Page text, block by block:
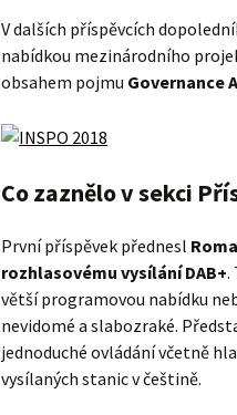
V dalších příspěvcích
nabídkou mezinárodního
obsahem pojmu Governance
Co zaznělo v sekci
První příspěvek přednesl
rozhlasovému vysílání DAB+.
větší programovou nabídku
nevidomé a slabozraké.
jednoduché ovládání včetně
vysílaných stanic v češtině.